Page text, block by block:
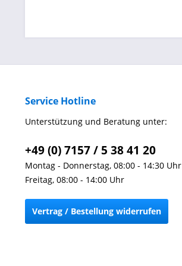
Service Hotline
Unterstützung und Beratung unter:
+49 (0) 7157 / 5 38 41 20
Montag - Donnerstag, 08:00 - 14:30 Uhr
Freitag, 08:00 - 14:00 Uhr
Vertrag / Bestellung widerrufen